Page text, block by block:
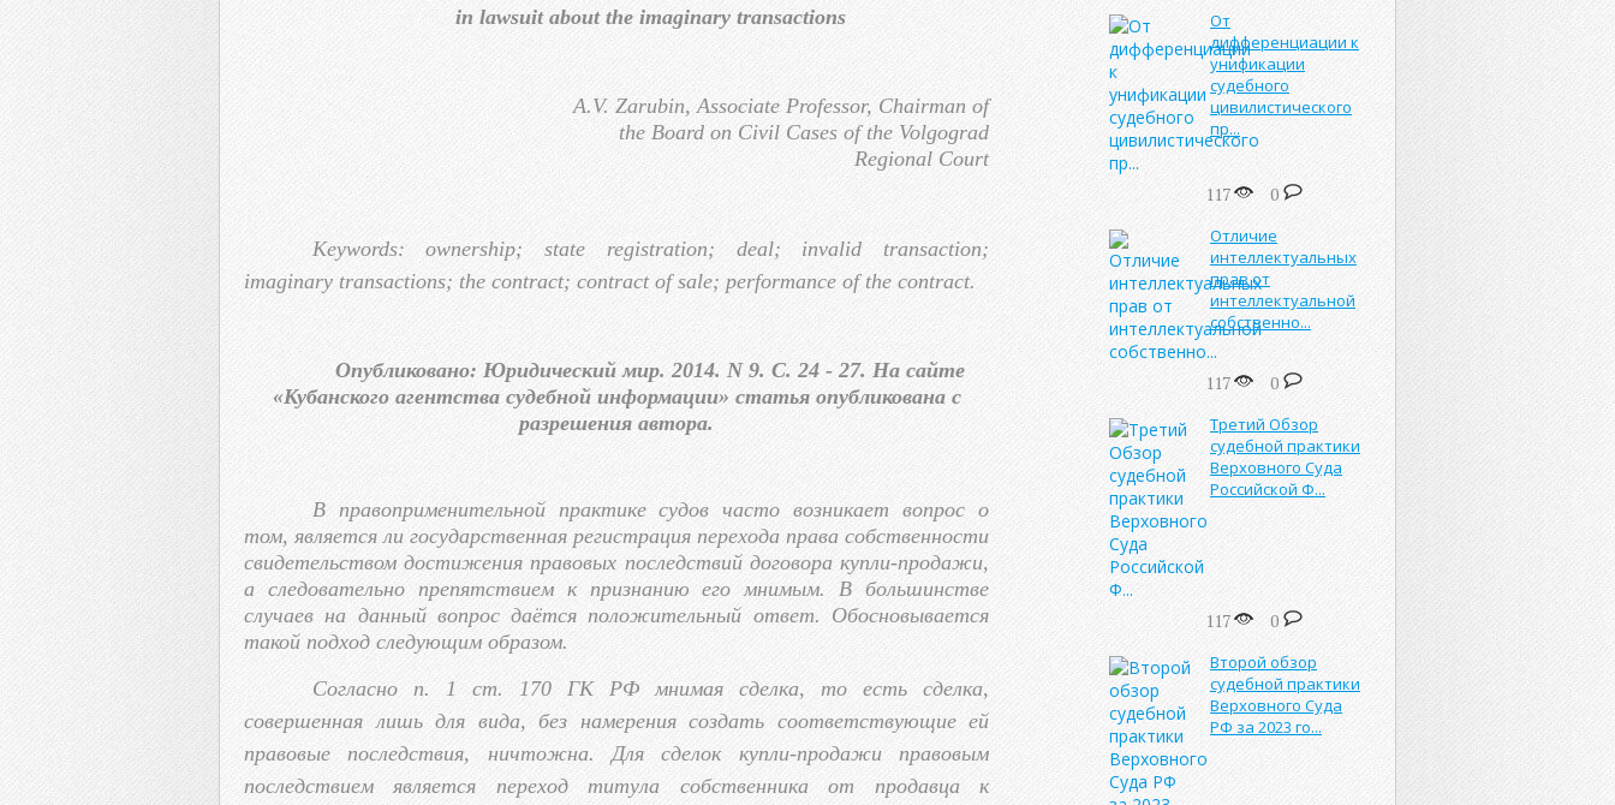
in lawsuit about the imaginary transactions
A.V. Zarubin, Associate Professor, Chairman of
the Board on Civil Cases of the Volgograd
Regional Court
Keywords: ownership; state registration; deal; invalid transaction;
imaginary transactions; the contract; contract of sale; performance of the contract.
Опубликовано: Юридический мир. 2014. N 9. С. 24 - 27. На сайте
«Кубанского агентства судебной информации» статья опубликована с
разрешения автора.
В правоприменительной практике судов часто возникает вопрос о
том, является ли государственная регистрация перехода права собственности
свидетельством достижения правовых последствий договора купли-продажи,
а следовательно препятствием к признанию его мнимым. В большинстве
случаев на данный вопрос даётся положительный ответ. Обосновывается
такой подход следующим образом.
Согласно п. 1 ст. 170 ГК РФ
мнимая сделка, то есть сделка,
совершенная лишь для вида, без намерения создать соответствующие ей
правовые последствия, ничтожна. Для сделок купли-продажи правовым
последствием является переход титула собственника от продавца к
От
дифференциации к
унификации
судебного
цивилистического
пр...
117 0
Отличие
интеллектуальных
прав от
интеллектуальной
собственно...
117 0
Третий Обзор
судебной практики
Верховного Суда
Российской Ф...
117 0
Второй обзор
судебной практики
Верховного Суда
РФ за 2023 го...